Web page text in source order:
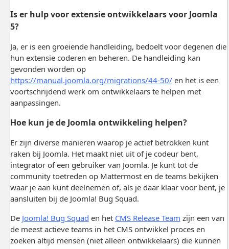
Is er hulp voor extensie ontwikkelaars voor Joomla
5?
Ja, er is een groeiende handleiding, bedoelt voor degenen die
hun extensie coderen en beheren. De handleiding kan
gevonden worden op
https://manual.joomla.org/migrations/44-50/en het is een
voortschrijdend werk om ontwikkelaars te helpen met
aanpassingen.
Hoe kun je de Joomla ontwikkeling helpen?
Er zijn diverse manieren waarop je actief betrokken kunt
raken bij Joomla. Het maakt niet uit of je codeur bent,
integrator of een gebruiker van Joomla. Je kunt tot de
community toetreden op Mattermost en de teams bekijken
waar je aan kunt deelnemen of, als je daar klaar voor bent, je
aansluiten bij de Joomla! Bug Squad.
De Joomla! Bug Squad en het CMS Release Team zijn een van
de meest actieve teams in het CMS ontwikkel proces en
zoeken altijd mensen (niet alleen ontwikkelaars) die kunnen